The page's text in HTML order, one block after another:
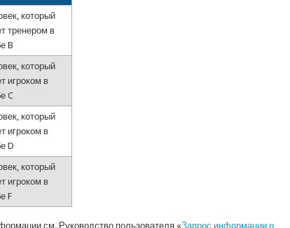
который
тренером в
B
который
игроком в
C
который
игроком в
D
который
игроком в
F
см. Руководство пользователя «Запрос информации о